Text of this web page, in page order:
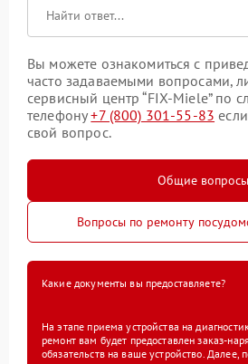
Вы можете ознакомиться с
часто задаваемыми вопросами,
сервисный центр “FIX-Miele” по
телефону+7 (800) 301-55-83
свой вопрос.
Общие вопросы
Вопросы по ремонту
Какие документы вы предоставляете?
На этапе приема устройства на
ремонт вам будет предоставлен заказ-
обязательств на ваше устройство. Далее,